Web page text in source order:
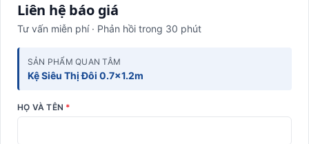
Liên hệ báo giá
Tư vấn miễn phí · Phản hồi trong 30 phút
SẢN PHẨM QUAN TÂM
Kệ Siêu Thị Đôi 0.7x1.2m
HỌ VÀ TÊN *